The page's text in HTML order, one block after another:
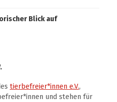
Blick auf
tierbefreier*innen e.V.,
und stehen für